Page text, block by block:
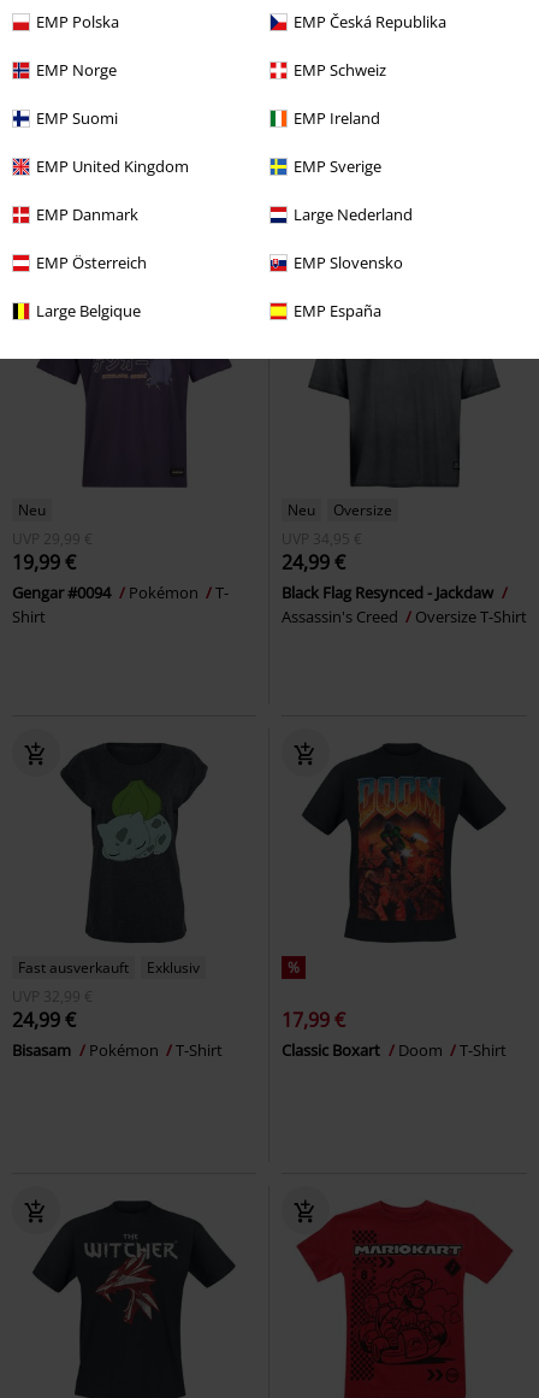
EMP Polska EMP Česká Republika
EMP Norge EMP Schweiz
EMP Suomi EMP Ireland
EMP United Kingdom EMP Sverige
EMP Danmark Large Nederland
EMP Österreich EMP Slovensko
Large Belgique EMP España
UVP24,99 €
19,99 €
Samurai - Bandmerch
Cyberpunk
T-Shirt
19,99 €
Eevee Evolution
Socken
Neu
UVP
29,99 €
19,99 €
Gengar #0094 Pokémon
T-
Shirt
Neu
Oversize
UVP
34,95 €
24,99 €
Black Flag Resynced - Jackdaw
Assassin's Creed
Oversize T-Shirt
Fast ausverkauft
Exklusiv
UVP
32,99 €
24,99 €
Bisasam Pokémon T-Shirt
%
17,99 €
Classic Boxart Doom T-Shirt